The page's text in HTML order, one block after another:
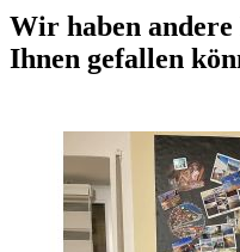
Wir haben
Ihnen gefallen